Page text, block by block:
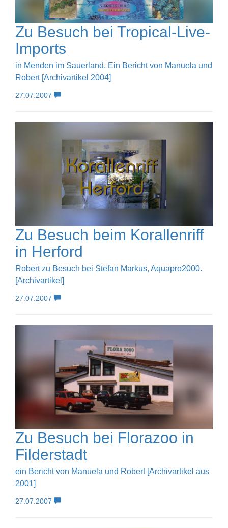
Zu Besuch bei Tropical-Live-
Imports
in Menden im Sauerland. Ein Bericht von Manuela und
Robert [Archivartikel 2004]
27.07.2007
Zu Besuch beim Korallenriff
in Herford
Robert zu Besuch bei Stefan Markus, Aquapro2000.
[Archivartikel]
27.07.2007
Zu Besuch bei Florazoo in
Filderstadt
ein Bericht von Manuela und Robert [Archivartikel aus
2001]
27.07.2007